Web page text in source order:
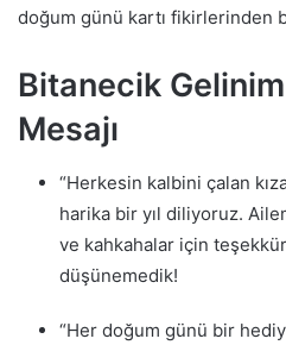
doğum günü kartı fikirlerinden
Bitanecik
Mesajı
“Herkesin kalbini çalan
harika bir yıl diliyoruz.
ve kahkahalar için
düşünemedik!
“Her doğum günü bir